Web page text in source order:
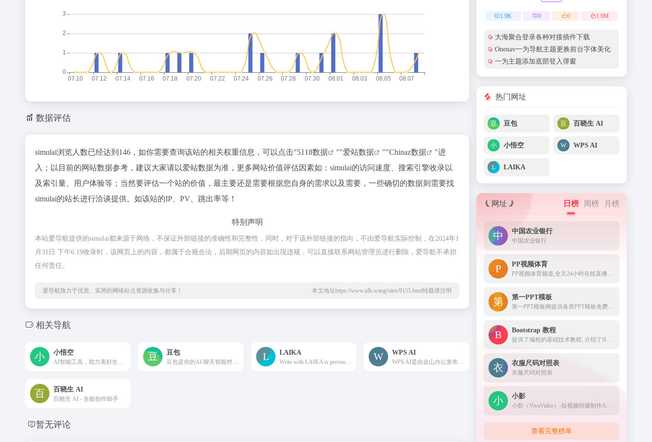
数据评估
simulai浏览人数已经达到146，如你需要查询该站的相关权重信息，可以点击"5118数据 ""爱站数据 ""Chinaz数据
"进
入；以目前的网站数据参考，建议大家请以爱站数据为准，更多网站价值评估因素如：simulai的访问速度、搜索引擎收录以
及索引量、用户体验等；当然要评估一个站的价值，最主要还是需要根据您自身的需求以及需要，一些确切的数据则需要找
simulai的站长进行洽谈提供。如该站的IP、PV、跳出率等！
特别声明
本站爱导航提供的simulai都来源于网络，不保证外部链接的准确性和完整性，同时，对于该外部链接的指向，不由爱导航实际控制，在2024年1
月31日 下午6:19收录时，该网页上的内容，都属于合规合法，后期网页的内容如出现违规，可以直接联系网站管理员进行删除，爱导航不承担
任何责任。
爱导航致力于优质、实用的网络站点资源收集与分享！ 本文地址https://www.idh.wang/sites/9155.html转载请注明
相关导航
小悟空 豆包
豆包是你的AI 聊天智能对话问答助手，写作文案翻译情感陪伴编程全能工具。豆包为你答疑解惑，提供灵感，辅助创作，也可以和你畅聊任何你感兴趣的话题。
LAIKA WPS AI
百晓生 AI
百晓生 AI - 全能创作助手
暂无评论
1.9K 0 0 1.9M
大海聚合登录各种对接插件下载
Onenav一为导航主题更换前台字体美化
一为主题添加底部登入弹窗
热门网址
豆包 百晓生 AI
小悟空 WPS AI
LAIKA
网址 日榜 周榜 月榜
中国农业银行
中国农业银行
PP视频体育
PP视频体育频道,全天24小时在线直播国内外各大体育赛事,英超直播,西甲,德甲直播,亚冠,欧冠,欧联杯,CBA,篮球直播,WWE直播,PP视频体育频道,PP视频一起玩出精彩
第一PPT模板
第一PPT模板网提供各类PPT模板免费下载，PPT背景图，PPT素材，PPT背景，免费PPT模板下载，PPT图表，精美PPT下载，PPT课件下载，PPT背景图片免费下载；
Bootstrap 教程
提供了编程的基础技术教程, 介绍了HTML、CSS、Javascript、Python，Java，Ruby，C，PHP , MySQL等各种编程语言的基础知识。 同时本站中也提供了大量的在线实例，通过实例，您可以更好的学习编程。..
衣服尺码对照表
衣服尺码对照表
小影
小影（VivaVideo）-短视频拍摄制作App，全球最流行的原创短视频应用，视频达人引爆社交网络的秘密神器。更有独家视频美颜、动画贴纸、多字幕添加、配音/配乐、炫酷特效等视频美化素材！一起来分享你的生活，制作你的生活MV和微电影吧！
查看完整榜单